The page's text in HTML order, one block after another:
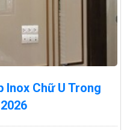
Inox Chữ U Trong